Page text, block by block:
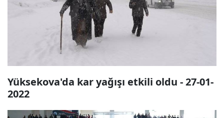
Yüksekova'da kar yağışı etkili oldu - 27-01-
2022